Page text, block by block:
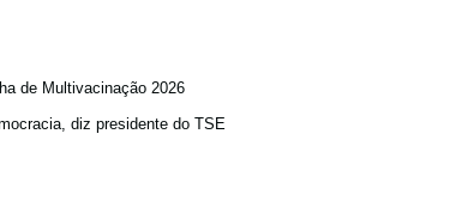
de Multivacinação 2026
diz presidente do TSE